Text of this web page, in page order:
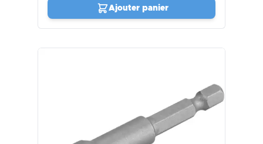
Ajouter panier